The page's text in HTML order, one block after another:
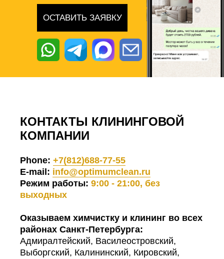
ОСТАВИТЬ ЗАЯВКУ
КОНТАКТЫ КЛИНИНГОВОЙ
КОМПАНИИ
Phone: +7(812)688-77-55
E-mail: info@optimumclean.ru
Режим работы: 9:00 - 21:00, без
выходных
Оказываем химчистку и клининг во всех
районах Санкт-Петербурга:
Адмиралтейский, Василеостровский,
Выборгский, Калининский, Кировский,